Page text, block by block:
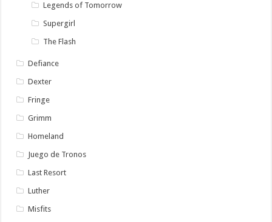
Legends of Tomorrow
Supergirl
The Flash
Defiance
Dexter
Fringe
Grimm
Homeland
Juego de Tronos
Last Resort
Luther
Misfits